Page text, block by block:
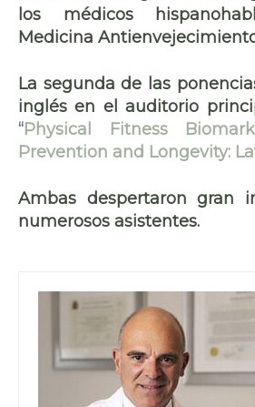
los médicos
Medicina
La segunda de las
inglés en el auditorio
“Physical Fitness
Prevention and Longevity:
Ambas despertaron gran
numerosos asistentes.